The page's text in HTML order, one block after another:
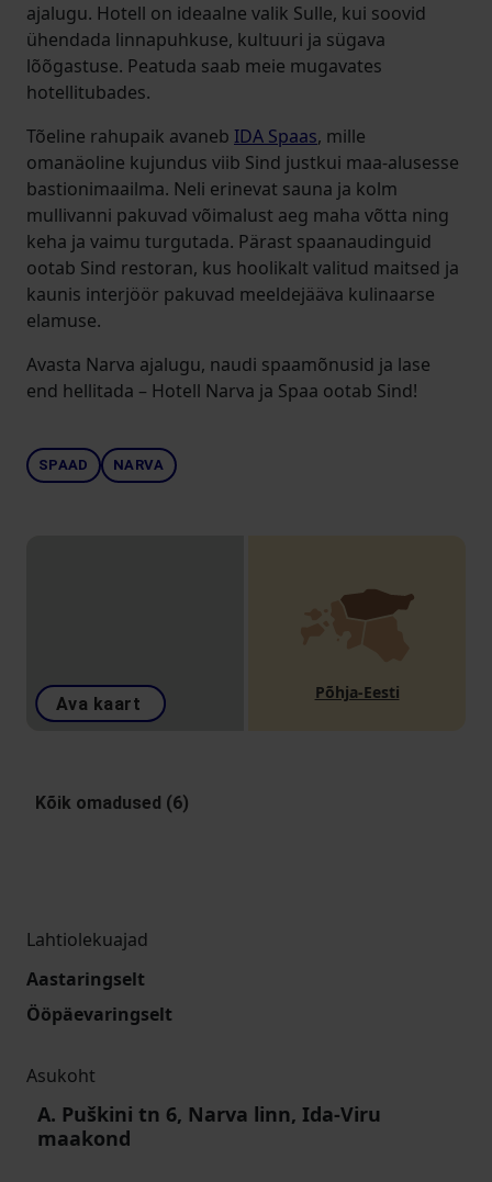
ajalugu. Hotell on ideaalne valik Sulle, kui soovid
ühendada linnapuhkuse, kultuuri ja sügava
lõõgastuse. Peatuda saab meie mugavates
hotellitubades.
Tõeline rahupaik avaneb IDA Spaas, mille
omanäoline kujundus viib Sind justkui maa-alusesse
bastionimaailma. Neli erinevat sauna ja kolm
mullivanni pakuvad võimalust aeg maha võtta ning
keha ja vaimu turgutada. Pärast spaanaudinguid
ootab Sind restoran, kus hoolikalt valitud maitsed ja
kaunis interjöör pakuvad meeldejääva kulinaarse
elamuse.
Avasta Narva ajalugu, naudi spaamõnusid ja lase
end hellitada – Hotell Narva ja Spaa ootab Sind!
SPAAD NARVA
Ava kaart
Põhja-Eesti
Kõik omadused (6)
Lahtiolekuajad
Aastaringselt
Ööpäevaringselt
Asukoht
A. Puškini tn 6, Narva linn, Ida-Viru
maakond